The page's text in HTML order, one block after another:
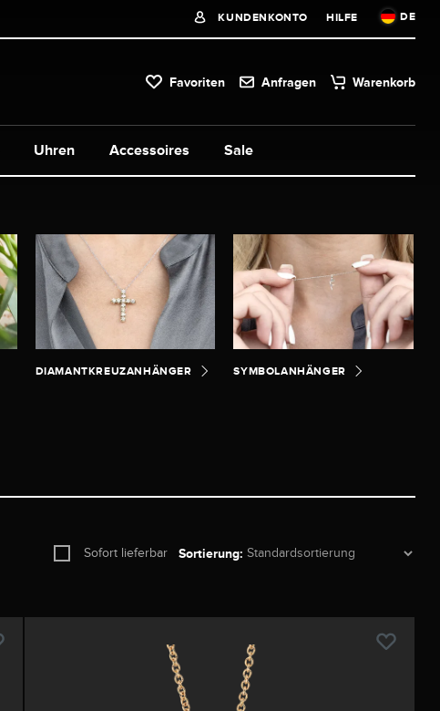
KUNDENKONTO HILFE DE
Favoriten Anfragen Warenkorb
Uhren Accessoires Sale
DIAMANTKREUZANHÄNGER SYMBOLANHÄNGER
Sofort lieferbar Sortierung: